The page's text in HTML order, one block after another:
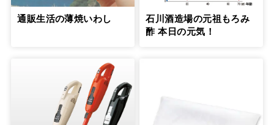
通販生活の薄焼いわし
石川酒造場の元祖もろみ
酢 本日の元気！